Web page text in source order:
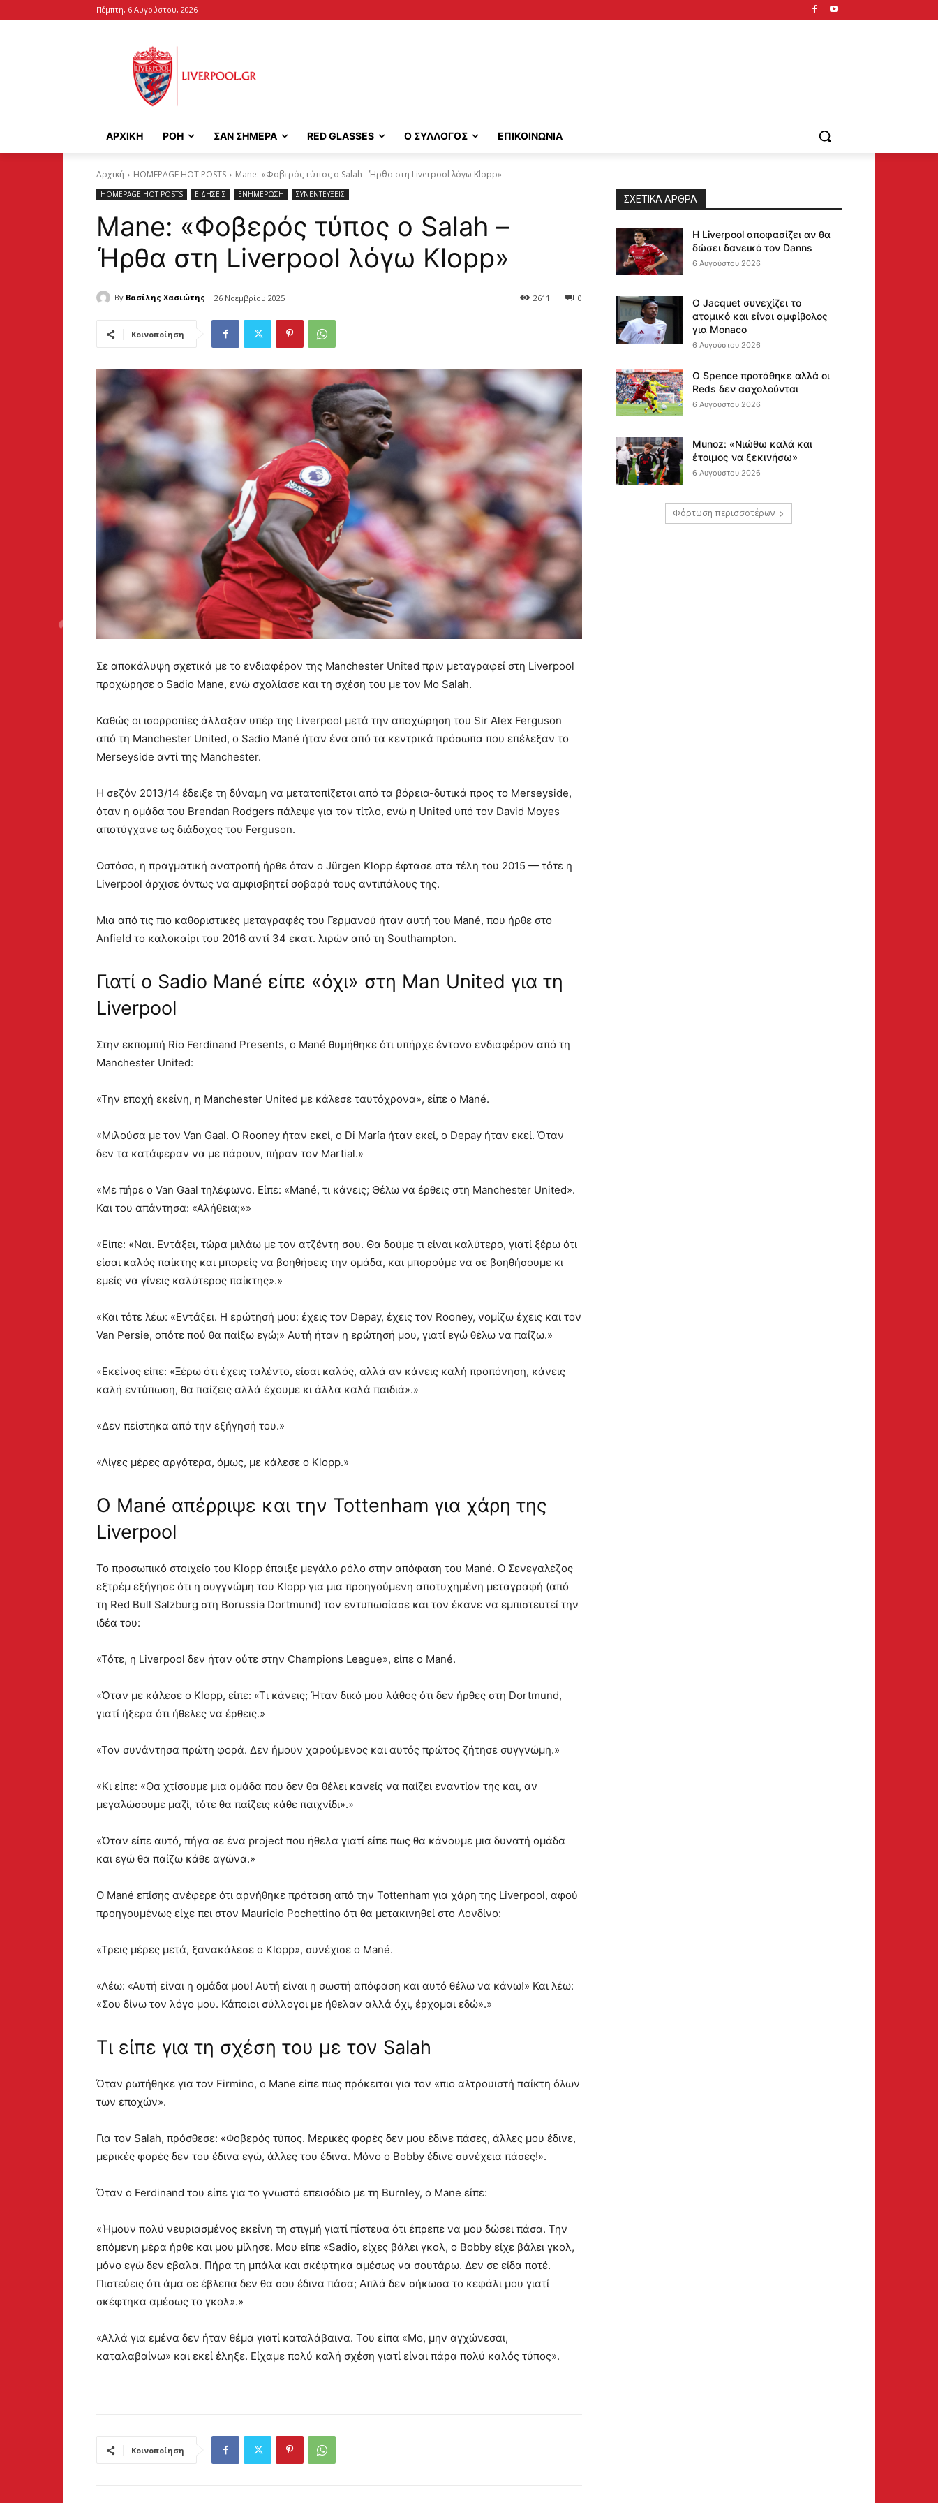
Πέμπτη, 6 Αυγούστου, 2026
ΑΡΧΙΚΉ ΡΟΗ ΣΑΝ ΣΗΜΕΡΑ RED GLASSES Ο ΣΥΛΛΟΓΟΣ ΕΠΙΚΟΙΝΩΝΙΑ
Αρχική HOMEPAGE HOT POSTS Mane: «Φοβερός τύπος ο Salah - Ήρθα στη Liverpool λόγω Klopp»
HOMEPAGE HOT POSTS ΕΙΔΗΣΕΙΣ ΕΝΗΜΕΡΩΣΗ ΣΥΝΕΝΤΕΥΞΕΙΣ
Mane: «Φοβερός τύπος ο Salah –
Ήρθα στη Liverpool λόγω Klopp»
By Βασίλης Χασιώτης 26 Νοεμβρίου 2025 0
2611
Κοινοποίηση
Σε αποκάλυψη σχετικά με το ενδιαφέρον της Manchester United πριν μεταγραφεί στη Liverpool
προχώρησε ο Sadio Mane, ενώ σχολίασε και τη σχέση του με τον Mo Salah.
Καθώς οι ισορροπίες άλλαξαν υπέρ της Liverpool μετά την αποχώρηση του Sir Alex Ferguson
από τη Manchester United, ο Sadio Mané ήταν ένα από τα κεντρικά πρόσωπα που επέλεξαν το
Merseyside αντί της Manchester.
Η σεζόν 2013/14 έδειξε τη δύναμη να μετατοπίζεται από τα βόρεια-δυτικά προς τo Merseyside,
όταν η ομάδα του Brendan Rodgers πάλεψε για τον τίτλο, ενώ η United υπό τον David Moyes
αποτύγχανε ως διάδοχος του Ferguson.
Ωστόσο, η πραγματική ανατροπή ήρθε όταν ο Jürgen Klopp έφτασε στα τέλη του 2015 — τότε η
Liverpool άρχισε όντως να αμφισβητεί σοβαρά τους αντιπάλους της.
Μια από τις πιο καθοριστικές μεταγραφές του Γερμανού ήταν αυτή του Mané, που ήρθε στο
Anfield το καλοκαίρι του 2016 αντί 34 εκατ. λιρών από τη Southampton.
Γιατί ο Sadio Mané είπε «όχι» στη Man United για τη
Liverpool
Στην εκπομπή Rio Ferdinand Presents, ο Mané θυμήθηκε ότι υπήρχε έντονο ενδιαφέρον από τη
Manchester United:
«Την εποχή εκείνη, η Manchester United με κάλεσε ταυτόχρονα», είπε ο Mané.
«Μιλούσα με τον Van Gaal. Ο Rooney ήταν εκεί, ο Di María ήταν εκεί, ο Depay ήταν εκεί. Όταν
δεν τα κατάφεραν να με πάρουν, πήραν τον Martial.»
«Με πήρε ο Van Gaal τηλέφωνο. Είπε: «Mané, τι κάνεις; Θέλω να έρθεις στη Manchester United».
Και του απάντησα: «Αλήθεια;»»
«Είπε: «Ναι. Εντάξει, τώρα μιλάω με τον ατζέντη σου. Θα δούμε τι είναι καλύτερο, γιατί ξέρω ότι
είσαι καλός παίκτης και μπορείς να βοηθήσεις την ομάδα, και μπορούμε να σε βοηθήσουμε κι
εμείς να γίνεις καλύτερος παίκτης».»
«Και τότε λέω: «Εντάξει. Η ερώτησή μου: έχεις τον Depay, έχεις τον Rooney, νομίζω έχεις και τον
Van Persie, οπότε πού θα παίξω εγώ;» Αυτή ήταν η ερώτησή μου, γιατί εγώ θέλω να παίζω.»
«Εκείνος είπε: «Ξέρω ότι έχεις ταλέντο, είσαι καλός, αλλά αν κάνεις καλή προπόνηση, κάνεις
καλή εντύπωση, θα παίζεις αλλά έχουμε κι άλλα καλά παιδιά».»
«Δεν πείστηκα από την εξήγησή του.»
«Λίγες μέρες αργότερα, όμως, με κάλεσε ο Klopp.»
Ο Mané απέρριψε και την Tottenham για χάρη της
Liverpool
Το προσωπικό στοιχείο του Klopp έπαιξε μεγάλο ρόλο στην απόφαση του Mané. Ο Σενεγαλέζος
εξτρέμ εξήγησε ότι η συγγνώμη του Klopp για μια προηγούμενη αποτυχημένη μεταγραφή (από
τη Red Bull Salzburg στη Borussia Dortmund) τον εντυπωσίασε και τον έκανε να εμπιστευτεί την
ιδέα του:
«Τότε, η Liverpool δεν ήταν ούτε στην Champions League», είπε ο Mané.
«Όταν με κάλεσε ο Klopp, είπε: «Τι κάνεις; Ήταν δικό μου λάθος ότι δεν ήρθες στη Dortmund,
γιατί ήξερα ότι ήθελες να έρθεις.»
«Τον συνάντησα πρώτη φορά. Δεν ήμουν χαρούμενος και αυτός πρώτος ζήτησε συγγνώμη.»
«Κι είπε: «Θα χτίσουμε μια ομάδα που δεν θα θέλει κανείς να παίζει εναντίον της και, αν
μεγαλώσουμε μαζί, τότε θα παίζεις κάθε παιχνίδι».»
«Όταν είπε αυτό, πήγα σε ένα project που ήθελα γιατί είπε πως θα κάνουμε μια δυνατή ομάδα
και εγώ θα παίζω κάθε αγώνα.»
Ο Mané επίσης ανέφερε ότι αρνήθηκε πρόταση από την Tottenham για χάρη της Liverpool, αφού
προηγουμένως είχε πει στον Mauricio Pochettino ότι θα μετακινηθεί στο Λονδίνο:
«Τρεις μέρες μετά, ξανακάλεσε ο Klopp», συνέχισε ο Mané.
«Λέω: «Αυτή είναι η ομάδα μου! Αυτή είναι η σωστή απόφαση και αυτό θέλω να κάνω!» Και λέω:
«Σου δίνω τον λόγο μου. Κάποιοι σύλλογοι με ήθελαν αλλά όχι, έρχομαι εδώ».»
Τι είπε για τη σχέση του με τον Salah
Όταν ρωτήθηκε για τον Firmino, o Mane είπε πως πρόκειται για τον «πιο αλτρουιστή παίκτη όλων
των εποχών».
Για τον Salah, πρόσθεσε: «Φοβερός τύπος. Μερικές φορές δεν μου έδινε πάσες, άλλες μου έδινε,
μερικές φορές δεν του έδινα εγώ, άλλες του έδινα. Μόνο ο Bobby έδινε συνέχεια πάσες!».
Όταν ο Ferdinand του είπε για το γνωστό επεισόδιο με τη Burnley, o Mane είπε:
«Ήμουν πολύ νευριασμένος εκείνη τη στιγμή γιατί πίστευα ότι έπρεπε να μου δώσει πάσα. Την
επόμενη μέρα ήρθε και μου μίλησε. Μου είπε «Sadio, είχες βάλει γκολ, ο Bobby είχε βάλει γκολ,
μόνο εγώ δεν έβαλα. Πήρα τη μπάλα και σκέφτηκα αμέσως να σουτάρω. Δεν σε είδα ποτέ.
Πιστεύεις ότι άμα σε έβλεπα δεν θα σου έδινα πάσα; Απλά δεν σήκωσα το κεφάλι μου γιατί
σκέφτηκα αμέσως το γκολ».»
«Αλλά για εμένα δεν ήταν θέμα γιατί καταλάβαινα. Του είπα «Mo, μην αγχώνεσαι,
καταλαβαίνω» και εκεί έληξε. Είχαμε πολύ καλή σχέση γιατί είναι πάρα πολύ καλός τύπος».
Κοινοποίηση
ΣΧΕΤΙΚΆ ΆΡΘΡΑ
Η Liverpool αποφασίζει αν θα
δώσει δανεικό τον Danns
6 Αυγούστου 2026
Ο Jacquet συνεχίζει το
ατομικό και είναι αμφίβολος
για Monaco
6 Αυγούστου 2026
Ο Spence προτάθηκε αλλά οι
Reds δεν ασχολούνται
6 Αυγούστου 2026
Munoz: «Νιώθω καλά και
έτοιμος να ξεκινήσω»
6 Αυγούστου 2026
Φόρτωση περισσοτέρων